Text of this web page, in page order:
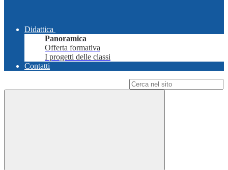
Didattica
Panoramica
Offerta formativa
I progetti delle classi
Contatti